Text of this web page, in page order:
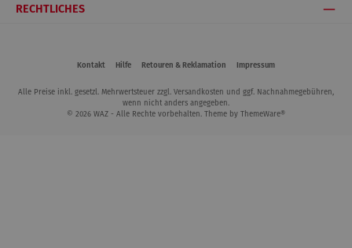
RECHTLICHES
Kontakt Hilfe Retouren & Reklamation Impressum
Alle Preise inkl. gesetzl. Mehrwertsteuer zzgl. Versandkosten und ggf. Nachnahmegebühren,
wenn nicht anders angegeben.
© 2026 WAZ - Alle Rechte vorbehalten. Theme by ThemeWare®